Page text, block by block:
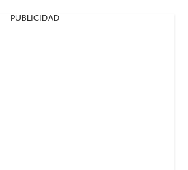
PUBLICIDAD